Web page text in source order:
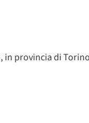
in provincia di